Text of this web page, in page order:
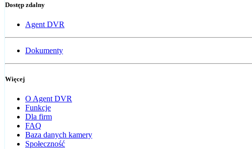
Dostęp zdalny
Agent DVR
Dokumenty
Więcej
O Agent DVR
Funkcje
Dla firm
FAQ
Baza danych kamery
Społeczność